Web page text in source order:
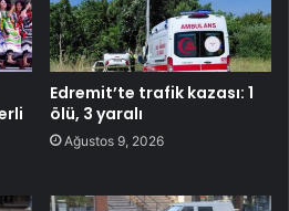
Edremit’te trafik kazası: 1
ölü, 3 yaralı
Ağustos 9, 2026